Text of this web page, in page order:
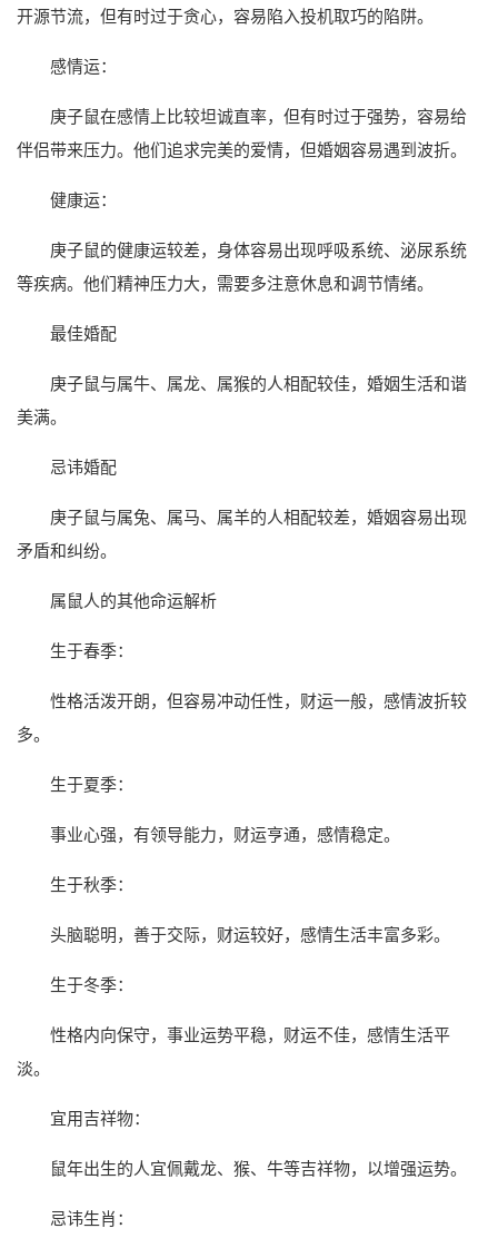
开源节流，但有时过于贪心，容易陷入投机取巧的陷阱。
感情运：
庚子鼠在感情上比较坦诚直率，但有时过于强势，容易给
伴侣带来压力。他们追求完美的爱情，但婚姻容易遇到波折。
健康运：
庚子鼠的健康运较差，身体容易出现呼吸系统、泌尿系统
等疾病。他们精神压力大，需要多注意休息和调节情绪。
最佳婚配
庚子鼠与属牛、属龙、属猴的人相配较佳，婚姻生活和谐
美满。
忌讳婚配
庚子鼠与属兔、属马、属羊的人相配较差，婚姻容易出现
矛盾和纠纷。
属鼠人的其他命运解析
生于春季：
性格活泼开朗，但容易冲动任性，财运一般，感情波折较
多。
生于夏季：
事业心强，有领导能力，财运亨通，感情稳定。
生于秋季：
头脑聪明，善于交际，财运较好，感情生活丰富多彩。
生于冬季：
性格内向保守，事业运势平稳，财运不佳，感情生活平
淡。
宜用吉祥物：
鼠年出生的人宜佩戴龙、猴、牛等吉祥物，以增强运势。
忌讳生肖：